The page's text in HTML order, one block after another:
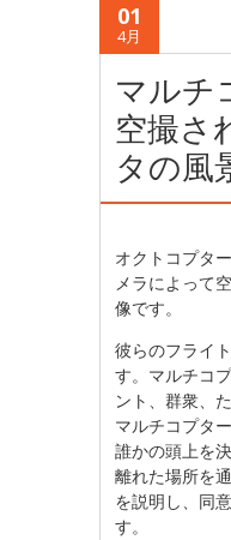
01
4月
マルチ
空撮さ
タの風
オクトコプタ
メラによって
像です。
彼らのフライ
す。マルチコ
ント、群衆、
マルチコプタ
誰かの頭上を
離れた場所を
を説明し、同
す。